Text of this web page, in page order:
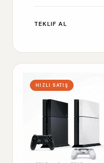
TEKLIF AL
HIZLI SATIŞ